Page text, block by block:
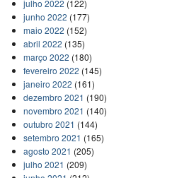
julho 2022 (122)
junho 2022 (177)
maio 2022 (152)
abril 2022 (135)
março 2022 (180)
fevereiro 2022 (145)
janeiro 2022 (161)
dezembro 2021 (190)
novembro 2021 (140)
outubro 2021 (144)
setembro 2021 (165)
agosto 2021 (205)
julho 2021 (209)